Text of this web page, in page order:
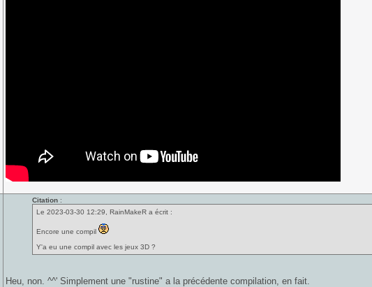
Citation:
Le 2023-03-30 12:29, RainMakeR a écrit :
Encore une compil
Y'a eu une compil avec les jeux 3D ?
Heu, non. ^^' Simplement une "rustine" a la précédente compilation, en fait.